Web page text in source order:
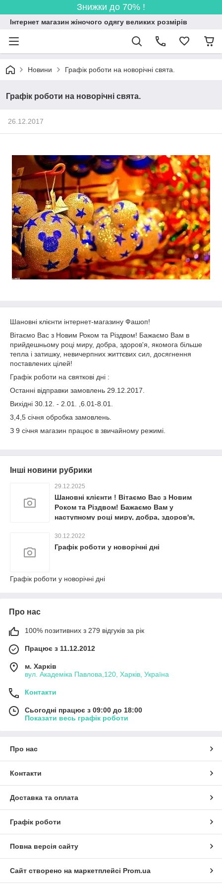
Знижки до 70% !
Інтернет магазин жіночого одягу великих розмірів
Новини Графік роботи на новорічні свята.
Графік роботи на новорічні свята.
26.12.2017
Шановні клієнти інтернет-магазину Фашоп!
Вітаємо Вас з Новим Роком та Різдвом! Бажаємо Вам в
прийдешньому році миру, добра, здоров'я, якомога більше
тепла і затишку, невичерпних життєвих сил, досягнення
поставлених цілей!
Графік роботи на святкові дні :
Останні відправки замовлень 29.12.2017.
Вихідні 30.12. - 2.01. ,6.01-8.01.
3,4,5 січня обробка замовлень.
З 9 січня магазин працює в звичайному режимі.
Інші новини рубрики
29.12.2025
Шановні клієнти ! Вітаємо Вас з Новим
Роком та Різдвом! Бажаємо Вам у
наступному році миру, добра, здоров'я,
життєвих сил, досягнення поставлених
цілей! Графік роботи на святкові дні:
30.12.2022
Графік роботи у новорічні дні
Графік роботи у новорічні дні
Про нас
100% позитивних з 279 відгуків за рік
Працює з 11.12.2012
м. Харків
вул. Академіка Павлова,120, Харків, Україна
Контакти
Сьогодні працює з 09:00 до 18:00
Показати весь графік роботи
Про нас
Контакти
Доставка та оплата
Графік роботи
Повна версія сайту
Сайт створено на маркетплейсі Prom.ua